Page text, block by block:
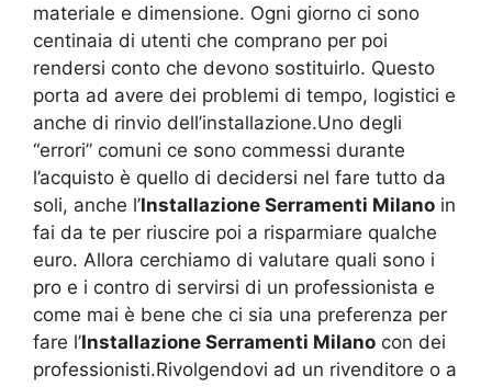
materiale e dimensione. Ogni giorno ci sono
centinaia di utenti che comprano per poi
rendersi conto che devono sostituirlo. Questo
porta ad avere dei problemi di tempo, logistici e
anche di rinvio dell’installazione.Uno degli
“errori” comuni ce sono commessi durante
l’acquisto è quello di decidersi nel fare tutto da
soli, anche l’Installazione Serramenti Milano in
fai da te per riuscire poi a risparmiare qualche
euro. Allora cerchiamo di valutare quali sono i
pro e i contro di servirsi di un professionista e
come mai è bene che ci sia una preferenza per
fare l’Installazione Serramenti Milano con dei
professionisti.Rivolgendovi ad un rivenditore o a